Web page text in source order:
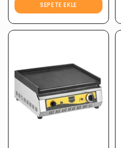
SEPETE EKLE